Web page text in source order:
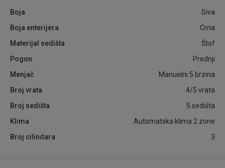
Boja
Siva
Boja enterijera
Crna
Materijal sedišta
Štof
Pogon
Prednji
Menjač
Manuelni 5 brzina
Broj vrata
4/5 vrata
Broj sedišta
5 sedišta
Klima
Automatska klima 2 zone
Broj cilindara
3